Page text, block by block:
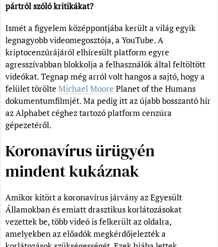
pártról szóló kritikákat?
Ismét a figyelem középpontjába került a világ egyik
legnagyobb videomegosztója, a YouTube. A
kriptocenzúrájáról elhíresült platform egyre
agresszívabban blokkolja a felhasználók által feltöltött
videókat. Tegnap még arról volt hangos a sajtó, hogy a
felület törölte Michael Moore Planet of the Humans
dokumentumfilmjét. Ma pedig itt az újabb bosszantó hír
az Alphabet céghez tartozó platform cenzúra
gépezetéről.
Koronavírus ürügyén
mindent kukáznak
Amikor kitört a koronavírus járvány az Egyesült
Államokban és emiatt drasztikus korlátozásokat
vezettek be, több videó is felkerült az oldalra,
amelyekben az előadók megkérdőjelezték a